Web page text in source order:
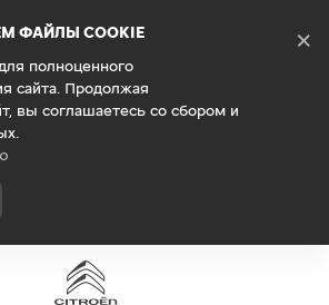
ФАЙЛЫ COOKIE
полноценного
сайта. Продолжая
вы соглашаетесь со сбором и
×
Новости
ПОБОРЕТСЯ ЗА
CAR OF THE YEAR
г.